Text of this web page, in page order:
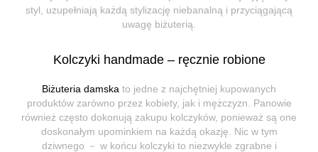
styl, uzupełniają każdą stylizację niebanalną i przyciągającą
uwagę biżuterią.
Kolczyki handmade – ręcznie robione
Biżuteria damska to jedne z najchętniej kupowanych
produktów zarówno przez kobiety, jak i mężczyzn. Panowie
również często dokonują zakupu kolczyków, ponieważ są one
doskonałym upominkiem na każdą okazję. Nic w tym
dziwnego － w końcu kolczyki to niezwykle zgrabne i